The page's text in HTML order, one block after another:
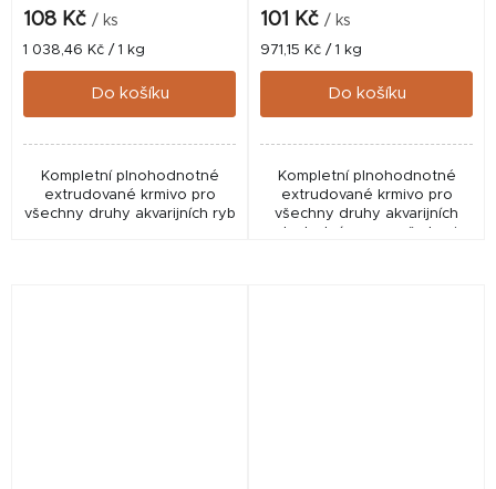
108 Kč / ks
Měrná
cena:
1 038,46 Kč / 1 kg
Do košíku
Kompletní plnohodnotné
extrudované krmivo pro
všechny druhy akvarijních ryb
101 Kč / ks
Měrná
cena:
971,15 Kč / 1 kg
Do košíku
Kompletní plnohodnotné
extrudované krmivo pro
všechny druhy akvarijních
ryb. Jedná se o směs krmiv